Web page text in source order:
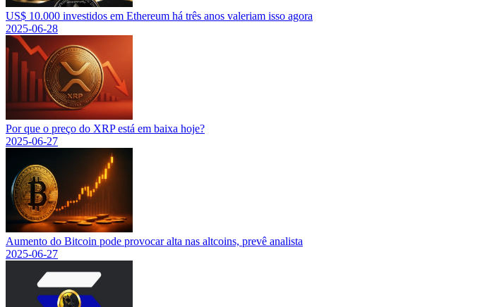
US$ 10.000 investidos em Ethereum há três anos valeriam isso agora
2025-06-28
Por que o preço do XRP está em baixa hoje?
2025-06-27
Aumento do Bitcoin pode provocar alta nas altcoins, prevê analista
2025-06-27